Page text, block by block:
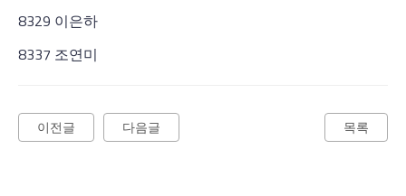
8329 이은하
8337 조연미
다음글
이전글 목록